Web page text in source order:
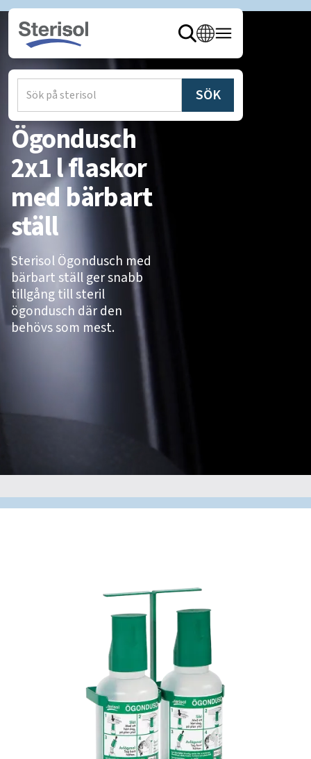
Ögondusch
2x1 l flaskor
med bärbart
ställ
Sterisol Ögondusch med
bärbart ställ ger snabb
tillgång till steril
ögondusch där den
behövs som mest.